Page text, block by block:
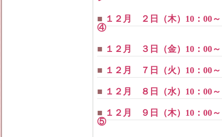
■ １２月 ２日（木）10：00
④
■ １２月 ３日（金）10：00
■ １２月 ７日（火）10：00
■ １２月 ８日（水）10：00
■ １２月 ９日（木）10：00
⑤